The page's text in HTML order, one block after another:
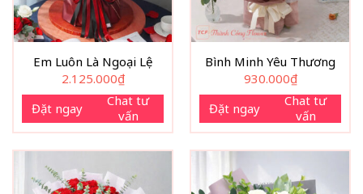
Em Luôn Là Ngoại Lệ
2.125.000₫
Đặt ngay
Chat tư
vấn
Bình Minh Yêu Thương
930.000₫
Đặt ngay
Chat tư
vấn